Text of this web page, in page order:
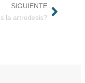
SIGUIENTE
la artrodesis?